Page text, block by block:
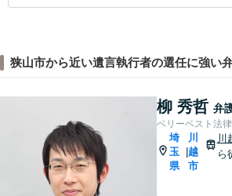
狭山市から近い遺言執行者の選任に強い
柳 秀哲 弁
ベリーベスト法
埼
玉
県
川
越
市
川
ら